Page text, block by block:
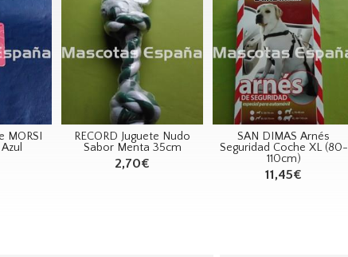
MORSI
RECORD Juguete Nudo
Sabor Menta 35cm
2,70€
SAN DIMAS Arnés
Seguridad Coche XL (80-
110cm)
11,45€